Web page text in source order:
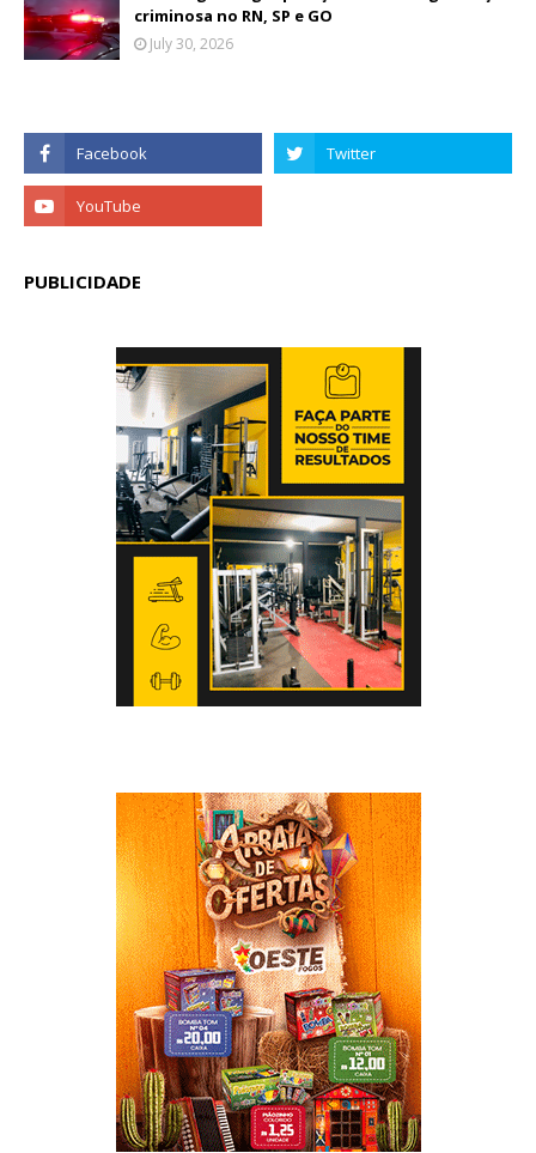
criminosa no RN, SP e GO
July 30, 2026
PUBLICIDADE